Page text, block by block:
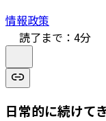
情報政策
読了まで： 4分
日常的に続けて